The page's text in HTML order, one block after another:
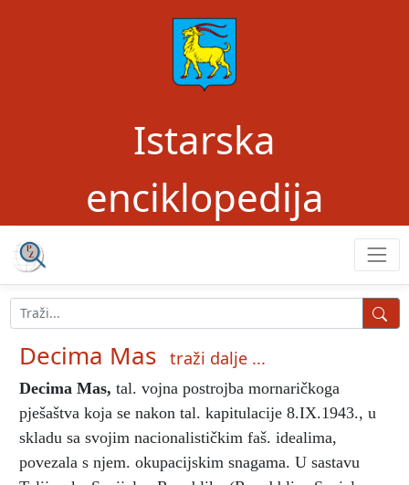
Istarska
enciklopedija
Decima Mas traži dalje ...
Decima Mas, tal. vojna postrojba mornaričkoga
pješaštva koja se nakon tal. kapitulacije 8.IX.1943., u
skladu sa svojim nacionalističkim faš. idealima,
povezala s njem. okupacijskim snagama. U sastavu